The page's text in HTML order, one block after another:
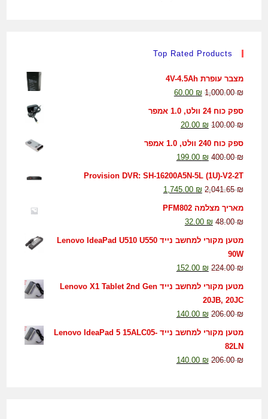
Top Rated Products
מצבר עופרת 4V-4.5Ah
1,000.00₪
60.00 ₪
ספק כוח 24 וולט, 1.0 אמפר
100.00₪
20.00 ₪
ספק כוח 240 וולט, 1.0 אמפר
400.00₪
199.00 ₪
Provision DVR: SH-16200A5N-5L (1U)-V2-2T
2,041.65₪
1,745.00 ₪
מאריך מצלמה PFM802
48.00₪
32.00 ₪
מטען מקורי למחשב נייד Lenovo IdeaPad U510 U550
90W
224.00₪
152.00 ₪
מטען מקורי למחשב נייד Lenovo X1 Tablet 2nd Gen
20JB, 20JC
206.00₪
140.00 ₪
מטען מקורי למחשב נייד Lenovo IdeaPad 5 15ALC05-
82LN
206.00₪
140.00 ₪